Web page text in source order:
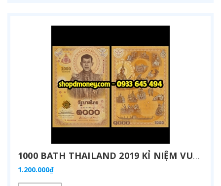
1000 BATH THAILAND 2019 KỈ NIỆM VUA MAHA VAJIRALONGKORN ĐĂNG QUANG
1.200.000₫